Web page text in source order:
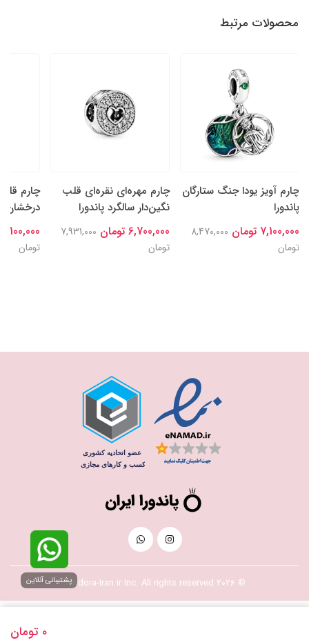
0 تومان
محصولات مرتبط
چارم آویز یودا جنگ ستارگان
پاندورا
7,100,000 تومان
8,470,000
تومان
چارم مهره‌ای نقره‌ای قلب
نگین‌دار سالگرد پاندورا
6,700,000 تومان
7,931,000
تومان
چارم
درخشان
7,100,000 تومان
تومان
© 2026 Pandora-Iran.ir Inc. All rights reserved پشتیبانی آنلاین